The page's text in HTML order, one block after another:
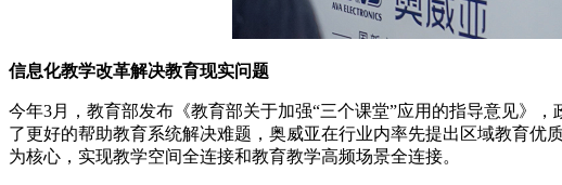
信息化教学改革解决教育现实问题
今年3月，教育部发布《教育部关于加强“三个课堂”应用的指导意见》
了更好的帮助教育系统解决难题，奥威亚在行业内率先提出区域教育优
为核心，实现教学空间全连接和教育教学高频场景全连接。